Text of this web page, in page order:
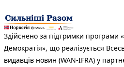
Здійснено за підтримки програми
Демократія», що реалізується
видавців новин (WAN-IFRA) у